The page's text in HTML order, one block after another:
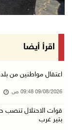
الاحتلال يقتحم
أبرز عناوين الصحف
مستعمرون
09/آب/2026 08:29 ص
09/آب/2026 08:27 ص
اقرأ أيضا
اعتقال مواطنين من
09/08/2026 09:48 ص
قوات الاحتلال تنصب
بتير غرب